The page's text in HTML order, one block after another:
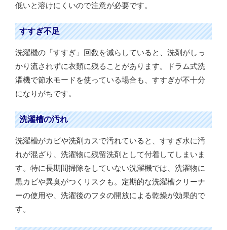
低いと溶けにくいので注意が必要です。
すすぎ不足
洗濯機の「すすぎ」回数を減らしていると、洗剤がしっ
かり流されずに衣類に残ることがあります。ドラム式洗
濯機で節水モードを使っている場合も、すすぎが不十分
になりがちです。
洗濯槽の汚れ
洗濯槽がカビや洗剤カスで汚れていると、すすぎ水に汚
れが混ざり、洗濯物に残留洗剤として付着してしまいま
す。特に長期間掃除をしていない洗濯機では、洗濯物に
黒カビや異臭がつくリスクも。定期的な洗濯槽クリーナ
ーの使用や、洗濯後のフタの開放による乾燥が効果的で
す。